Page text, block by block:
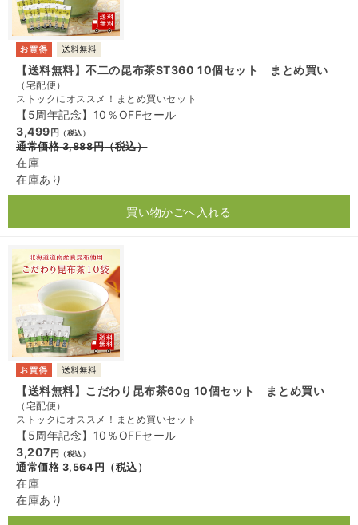
【送料無料】不二の昆布茶ST360 10個セット まとめ買い
（宅配便）
ストックにオススメ！まとめ買いセット
【5周年記念】10％OFFセール
3,499 円 （税込）
通常価格3,888円（税込）
在庫
在庫あり
買い物かごへ入れる
【送料無料】こだわり昆布茶60g 10個セット まとめ買い
（宅配便）
ストックにオススメ！まとめ買いセット
【5周年記念】10％OFFセール
3,207 円 （税込）
通常価格3,564円（税込）
在庫
在庫あり